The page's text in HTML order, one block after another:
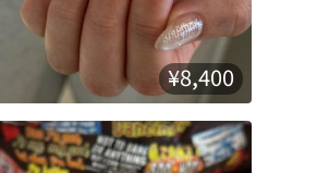
¥8,400